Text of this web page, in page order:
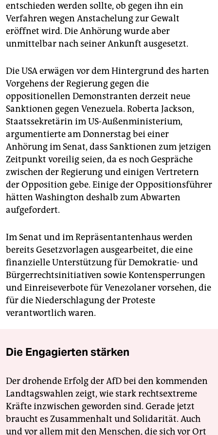
entschieden werden sollte, ob gegen ihn ein
Verfahren wegen Anstachelung zur Gewalt
eröffnet wird. Die Anhörung wurde aber
unmittelbar nach seiner Ankunft ausgesetzt.
Die USA erwägen vor dem Hintergrund des harten
Vorgehens der Regierung gegen die
oppositionellen Demonstranten derzeit neue
Sanktionen gegen Venezuela. Roberta Jackson,
Staatssekretärin im US-Außenministerium,
argumentierte am Donnerstag bei einer
Anhörung im Senat, dass Sanktionen zum jetzigen
Zeitpunkt voreilig seien, da es noch Gespräche
zwischen der Regierung und einigen Vertretern
der Opposition gebe. Einige der Oppositionsführer
hätten Washington deshalb zum Abwarten
aufgefordert.
Im Senat und im Repräsentantenhaus werden
bereits Gesetzvorlagen ausgearbeitet, die eine
finanzielle Unterstützung für Demokratie- und
Bürgerrechtsinitiativen sowie Kontensperrungen
und Einreiseverbote für Venezolaner vorsehen, die
für die Niederschlagung der Proteste
verantwortlich waren.
Die Engagierten stärken
Der drohende Erfolg der AfD bei den kommenden
Landtagswahlen zeigt, wie stark rechtsextreme
Kräfte inzwischen geworden sind. Gerade jetzt
braucht es Zusammenhalt und Solidarität. Auch
und vor allem mit den Menschen, die sich vor Ort